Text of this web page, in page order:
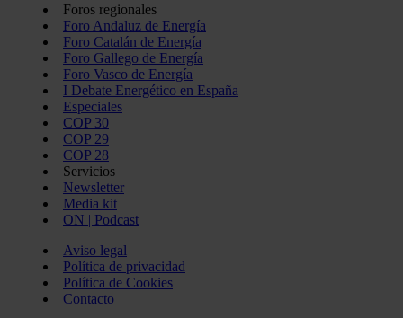
Foros regionales
Foro Andaluz de Energía
Foro Catalán de Energía
Foro Gallego de Energía
Foro Vasco de Energía
I Debate Energético en España
Especiales
COP 30
COP 29
COP 28
Servicios
Newsletter
Media kit
ON | Podcast
Aviso legal
Política de privacidad
Política de Cookies
Contacto